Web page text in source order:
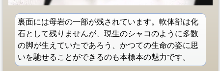
裏面には母岩の一部が残されています。軟体部は化
石として残りませんが、現生のシャコのように多数
の脚が生えていたであろう、かつての生命の姿に思
いを馳せることができるのも本標本の魅力です。